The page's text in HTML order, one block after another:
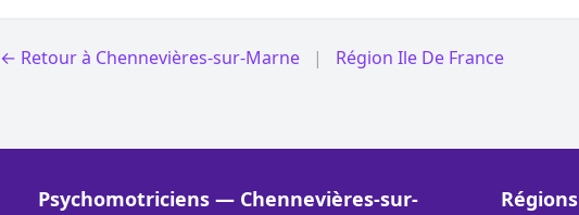
← Retour à Chennevières-sur-Marne | Région Ile De France
Psychomotriciens — Chennevières-sur-
Régions